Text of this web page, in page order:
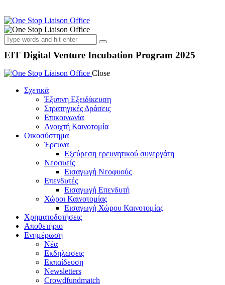
EIT Digital Venture Incubation Program 2025
Close
Σχετικά
Έξυπνη Εξειδίκευση
Στρατηγικές Δράσεις
Επικοινωνία
Ανοιχτή Καινοτομία
Οικοσύστημα
Έρευνα
Εξεύρεση ερευνητικού συνεργάτη
Νεοφυείς
Εισαγωγή Νεοφυούς
Επενδυτές
Εισαγωγή Επενδυτή
Χώροι Καινοτομίας
Εισαγωγή Χώρου Καινοτομίας
Χρηματοδοτήσεις
Αποθετήριο
Ενημέρωση
Νέα
Εκδηλώσεις
Εκπαίδευση
Newsletters
Crowdfundmatch